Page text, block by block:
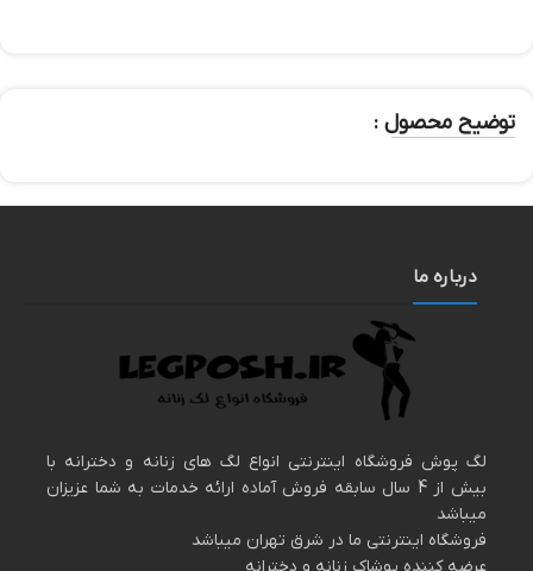
توضیح محصول :
درباره ما
لگ پوش فروشگاه اینترنتی انواع لگ های زنانه و دخترانه با
بیش از 4 سال سابقه فروش آماده ارائه خدمات به شما عزیزان
میباشد
فروشگاه اینترنتی ما در شرق تهران میباشد
عرضه کننده پوشاک زنانه و دخترانه